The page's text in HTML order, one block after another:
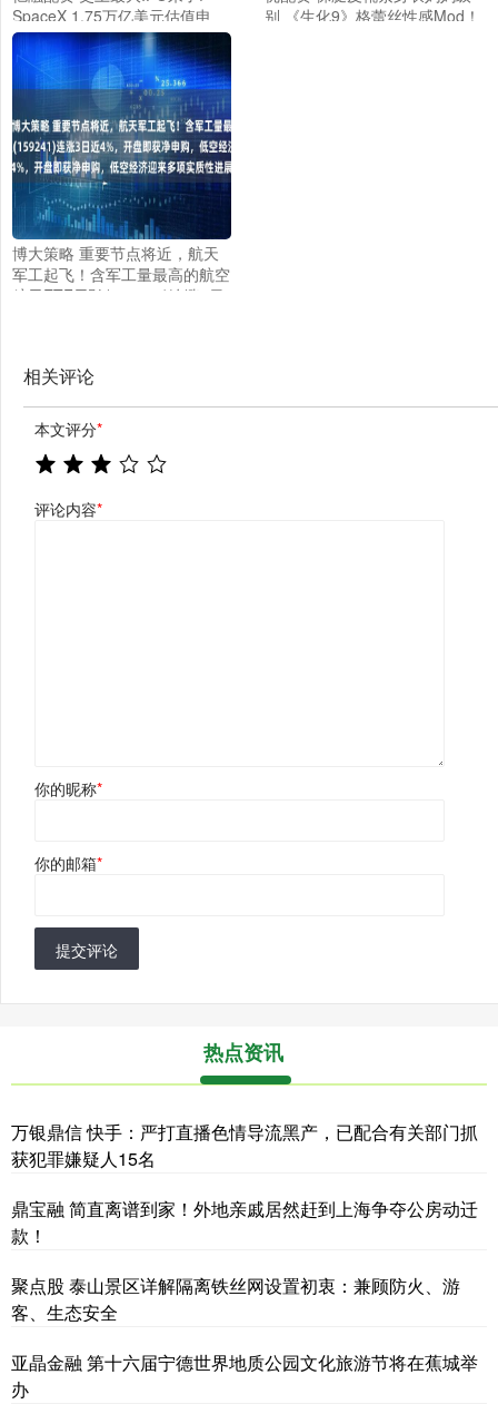
SpaceX 1.75万亿美元估值申
请，或重塑科技与太空板块格局
别 《生化9》格蕾丝性感Mod！
博大策略 重要节点将近，航天
军工起飞！含军工量最高的航空
航天ETF天弘(159241)连涨3日
相关评论
本文评分*
评论内容*
你的昵称*
你的邮箱*
提交评论
热点资讯
万银鼎信 快手：严打直播色情导流黑产，已配合有关部门抓
获犯罪嫌疑人15名
鼎宝融 简直离谱到家！外地亲戚居然赶到上海争夺公房动迁
款！
聚点股 泰山景区详解隔离铁丝网设置初衷：兼顾防火、游
客、生态安全
亚晶金融 第十六届宁德世界地质公园文化旅游节将在蕉城举
办